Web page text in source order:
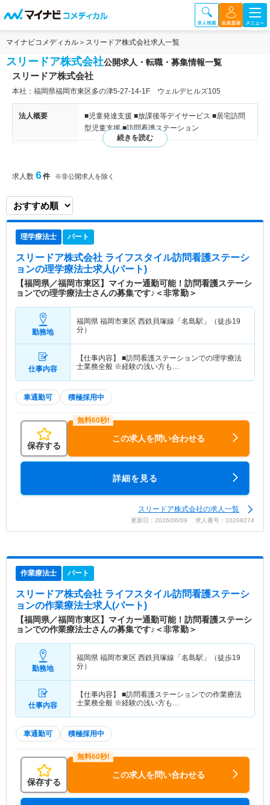
マイナビコメディカル スリードア株式会社求人一覧
スリードア株式会社公開求人・転職・募集情報一覧
スリードア株式会社
本社：福岡県福岡市東区多の津5-27-14-1F ウェルデヒルズ105
法人概要
■児童発達支援 ■放課後等デイサービス ■居宅訪問
型児童支援 ■訪問看護ステーション
サービス・居宅訪問型児童発達支援を行っておりま
求人数 6件 ※非公開求人を除く
理学療法士 パート
スリードア株式会社 ライフスタイル訪問看護ステーシ
ョンの理学療法士求人(パート)
【福岡県／福岡市東区】マイカー通勤可能！訪問看護ステーシ
ョンでの理学療法士さんの募集です♪＜非常勤＞
勤務地
福岡県 福岡市東区 西鉄貝塚線「名島駅」（徒歩19
分）
仕事内容
【仕事内容】 ■訪問看護ステーションでの理学療法
士業務全般 ※経験の浅い方も…
車通勤可 積極採用中
保存する
この求人を問い合わせる
詳細を見る
スリードア株式会社の求人一覧
更新日：2026/06/09 求人番号：10208274
作業療法士 パート
スリードア株式会社 ライフスタイル訪問看護ステーシ
ョンの作業療法士求人(パート)
【福岡県／福岡市東区】マイカー通勤可能！訪問看護ステーシ
ョンでの作業療法士さんの募集です♪＜非常勤＞
勤務地
福岡県 福岡市東区 西鉄貝塚線「名島駅」（徒歩19
分）
仕事内容
【仕事内容】 ■訪問看護ステーションでの作業療法
士業務全般 ※経験の浅い方も…
車通勤可 積極採用中
保存する
この求人を問い合わせる